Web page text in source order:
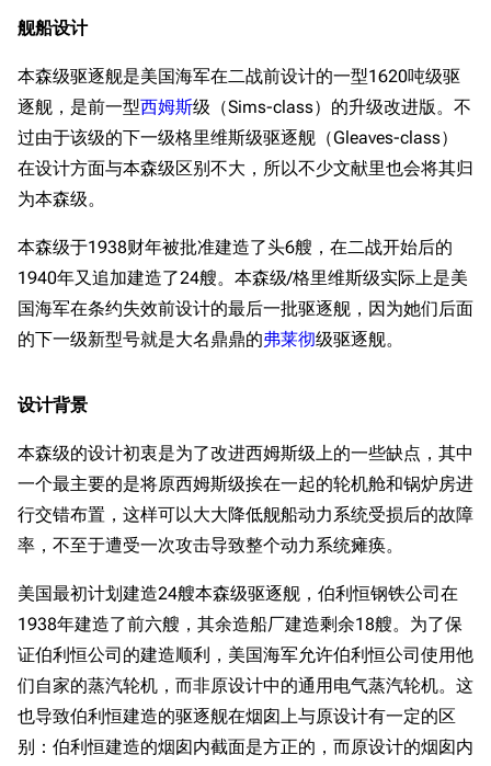
舰船设计
本森级驱逐舰是美国海军在二战前设计的一型1620吨级驱
逐舰，是前一型西姆斯级（Sims-class）的升级改进版。不
过由于该级的下一级格里维斯级驱逐舰（Gleaves-class）
在设计方面与本森级区别不大，所以不少文献里也会将其归
为本森级。
本森级于1938财年被批准建造了头6艘，在二战开始后的
1940年又追加建造了24艘。本森级/格里维斯级实际上是美
国海军在条约失效前设计的最后一批驱逐舰，因为她们后面
的下一级新型号就是大名鼎鼎的弗莱彻级驱逐舰。
设计背景
本森级的设计初衷是为了改进西姆斯级上的一些缺点，其中
一个最主要的是将原西姆斯级挨在一起的轮机舱和锅炉房进
行交错布置，这样可以大大降低舰船动力系统受损后的故障
率，不至于遭受一次攻击导致整个动力系统瘫痪。
美国最初计划建造24艘本森级驱逐舰，伯利恒钢铁公司在
1938年建造了前六艘，其余造船厂建造剩余18艘。为了保
证伯利恒公司的建造顺利，美国海军允许伯利恒公司使用他
们自家的蒸汽轮机，而非原设计中的通用电气蒸汽轮机。这
也导致伯利恒建造的驱逐舰在烟囱上与原设计有一定的区
别：伯利恒建造的烟囱内截面是方正的，而原设计的烟囱内